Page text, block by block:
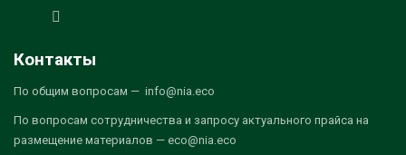
Контакты
По общим вопросам — info@nia.eco
По вопросам сотрудничества и запросу актуального прайса на
размещение материалов — eco@nia.eco